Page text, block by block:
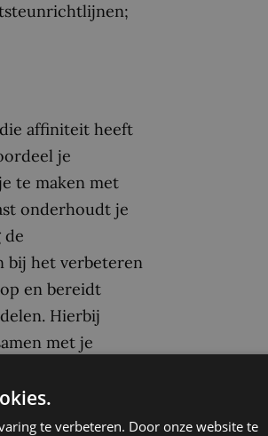
affiniteit heeft
je
te maken met
onderhoudt je
de
bij het verbeteren
en bereidt
Hierbij
met je
openbaarheid
adviseert waar
te verbeteren. Door onze website te